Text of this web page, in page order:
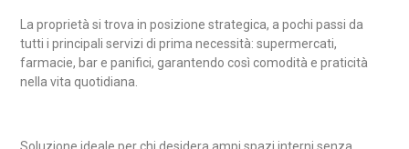
La proprietà si trova in posizione strategica, a pochi passi da
tutti i principali servizi di prima necessità: supermercati,
farmacie, bar e panifici, garantendo così comodità e praticità
nella vita quotidiana.